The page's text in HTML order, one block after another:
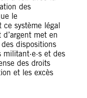
des
le
système légal
met en
dispositions
et des
des droits
et les excès